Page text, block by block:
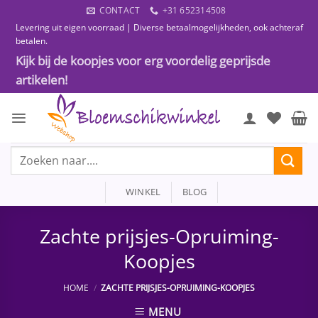
naar
inhoud
CONTACT
+31 652314508
Levering uit eigen voorraad | Diverse betaalmogelijkheden, ook achteraf
betalen.
Kijk bij de koopjes voor erg voordelig geprijsde
artikelen!
Zoeken
WINKEL BLOG
Zachte prijsjes-Opruiming-
Koopjes
HOME / ZACHTE PRIJSJES-OPRUIMING-KOOPJES
MENU